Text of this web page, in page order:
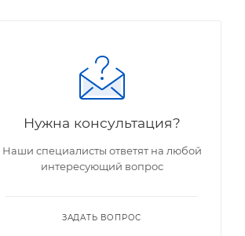
Нужна консультация?
Наши специалисты ответят на любой
интересующий вопрос
ЗАДАТЬ ВОПРОС